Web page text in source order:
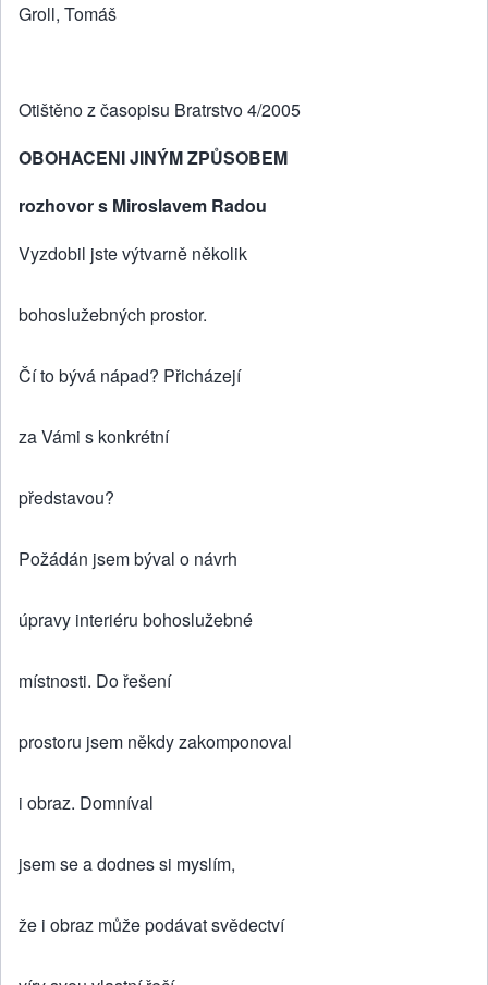
Groll, Tomáš
Otištěno z časopisu Bratrstvo 4/2005
OBOHACENI JINÝM ZPŮSOBEM
rozhovor s Miroslavem Radou
Vyzdobil jste výtvarně několik
bohoslužebných prostor.
Čí to bývá nápad? Přicházejí
za Vámi s konkrétní
představou?
Požádán jsem býval o návrh
úpravy interiéru bohoslužebné
místnosti. Do řešení
prostoru jsem někdy zakomponoval
i obraz. Domníval
jsem se a dodnes si myslím,
že i obraz může podávat svědectví